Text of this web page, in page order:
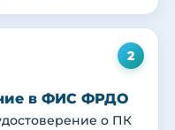
2
в ФИС ФРДО
о ПК